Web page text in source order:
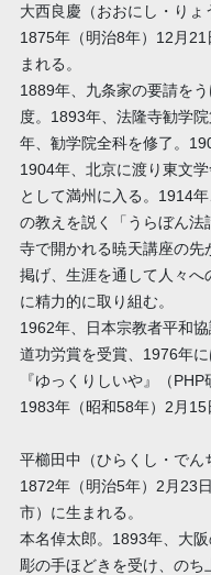
大西良慶（おおにし・りょ
1875年（明治8年）12月
まれる。
1889年、九条家の要請を
度。1893年、法隆寺勧学
年、勧学院全科を修了。
1904年、北京に渡り東文
として満州に入る。1914
の教えを説く「うらぼん法
寺で開かれる暁天講座の先
掲げ、生涯を通して人々へ
に精力的に取り組む。
1962年、日本宗教者平和
道功労賞を受賞、1976年
『ゆっくりしいや』（PHP
1983年（昭和58年）2月15
平櫛田中（ひらくし・でん
1872年（明治5年）2月23
市）に生まれる。
本名倬太郎。1893年、大
彫の手ほどきを受け、の